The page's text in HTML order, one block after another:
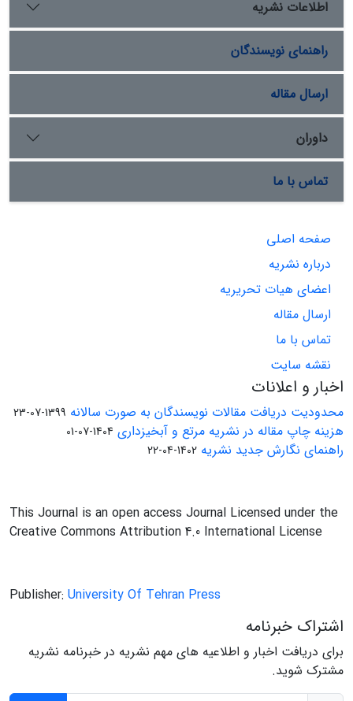
اطلاعات نشریه
راهنمای نویسندگان
ارسال مقاله
داوران
تماس با ما
صفحه اصلی
درباره نشریه
اعضای هیات تحریریه
ارسال مقاله
تماس با ما
نقشه سایت
اخبار و اعلانات
محدودیت دریافت مقالات نویسندگان به صورت سالانه 1399-07-23
هزینه چاپ مقاله در نشریه مرتع و آبخیزداری 1404-07-01
راهنمای نگارش جدید نشریه 1402-04-22
This Journal is an open access Journal Licensed under the
Creative Commons Attribution 4.0 International License
Publisher: University Of Tehran Press
اشتراک خبرنامه
برای دریافت اخبار و اطلاعیه های مهم نشریه در خبرنامه نشریه
مشترک شوید.